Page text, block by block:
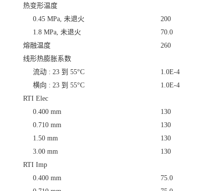
热变形温度
0.45 MPa, 未退火
200
1.8 MPa, 未退火
70.0
熔融温度
260
线形热膨胀系数
流动 : 23 到 55°C
1.0E-4
横向 : 23 到 55°C
1.0E-4
RTI Elec
0.400 mm
130
0.710 mm
130
1.50 mm
130
3.00 mm
130
RTI Imp
0.400 mm
75.0